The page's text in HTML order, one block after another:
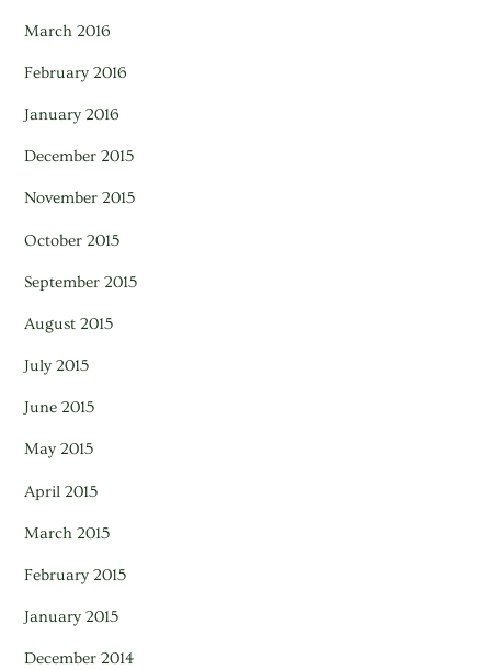
March 2016
February 2016
January 2016
December 2015
November 2015
October 2015
September 2015
August 2015
July 2015
June 2015
May 2015
April 2015
March 2015
February 2015
January 2015
December 2014